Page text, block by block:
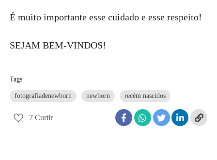
É muito importante esse cuidado e esse respeito!
SEJAM BEM-VINDOS!
Tags
fotografiadenewborn newborn recém nascidos
7 Curtir